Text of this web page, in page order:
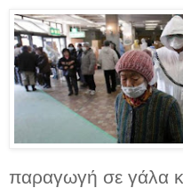
παραγωγή σε γάλα